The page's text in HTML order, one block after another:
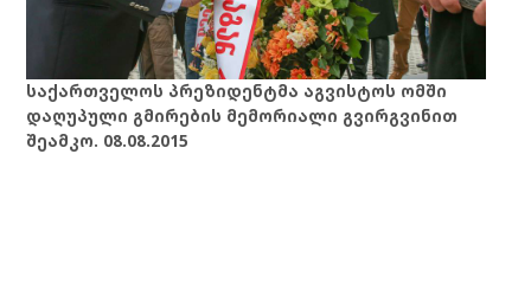
საქართველოს პრეზიდენტმა აგვისტოს ომში
დაღუპული გმირების მემორიალი გვირგვინით
შეამკო. 08.08.2015